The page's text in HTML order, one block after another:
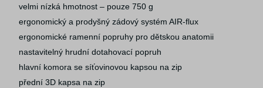
velmi nízká hmotnost – pouze 750 g
ergonomický a prodyšný zádový systém AIR-flux
ergonomické ramenní popruhy pro dětskou anatomii
nastavitelný hrudní dotahovací popruh
hlavní komora se síťovinovou kapsou na zip
přední 3D kapsa na zip